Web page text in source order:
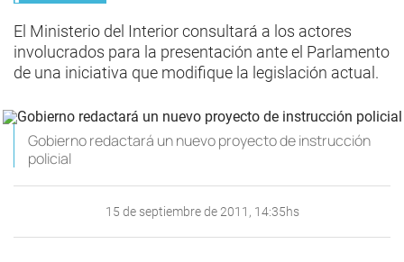
El Ministerio del Interior consultará a los actores
involucrados para la presentación ante el Parlamento
de una iniciativa que modifique la legislación actual.
Gobierno redactará un nuevo proyecto de instrucción
policial
15 de septiembre de 2011, 14:35hs